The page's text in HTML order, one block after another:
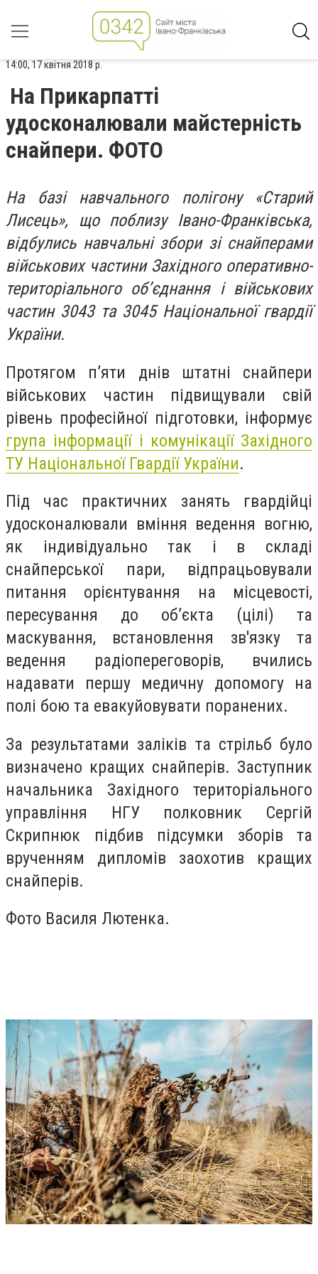
14:00, 17 квітня 2018 р.
На Прикарпатті
удосконалювали майстерність
снайпери. ФОТО
На базі навчального полігону «Старий
Лисець», що поблизу Івано-Франківська,
відбулись навчальні збори зі снайперами
військових частини Західного оперативно-
територіального об’єднання і військових
частин 3043 та 3045 Національної гвардії
України.
Протягом п’яти днів штатні снайпери
військових частин підвищували свій
рівень професійної підготовки, інформує
група інформації і комунікації Західного
ТУ Національної Гвардії України.
Під час практичних занять гвардійці
удосконалювали вміння ведення вогню,
як індивідуально так і в складі
снайперської пари, відпрацьовували
питання орієнтування на місцевості,
пересування до об’єкта (цілі) та
маскування, встановлення зв'язку та
ведення радіопереговорів, вчились
надавати першу медичну допомогу на
полі бою та евакуйовувати поранених.
За результатами заліків та стрільб було
визначено кращих снайперів. Заступник
начальника Західного територіального
управління НГУ полковник Сергій
Скрипнюк підбив підсумки зборів та
врученням дипломів заохотив кращих
снайперів.
Фото Василя Лютенка.